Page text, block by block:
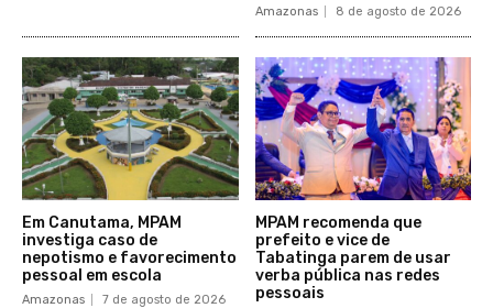
Amazonas 8 de agosto de 2026
Em Canutama, MPAM
investiga caso de
nepotismo e favorecimento
pessoal em escola
Amazonas 7 de agosto de 2026
MPAM recomenda que
prefeito e vice de
Tabatinga parem de usar
verba pública nas redes
pessoais